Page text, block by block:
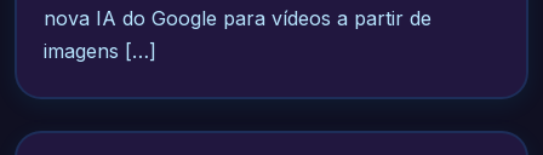
nova IA do Google para vídeos a partir de
imagens […]